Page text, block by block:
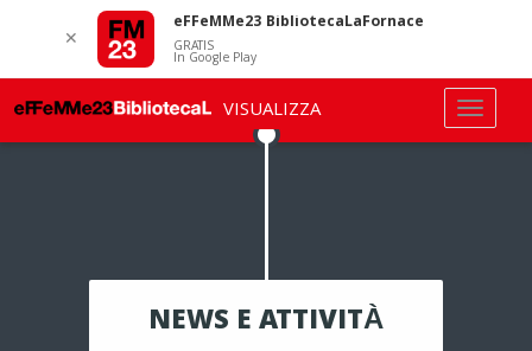
NEWS E ATTIVITÀ
✕
eFFeMMe23 BibliotecaLaFornace
GRATIS
In Google Play
VISUALIZZA